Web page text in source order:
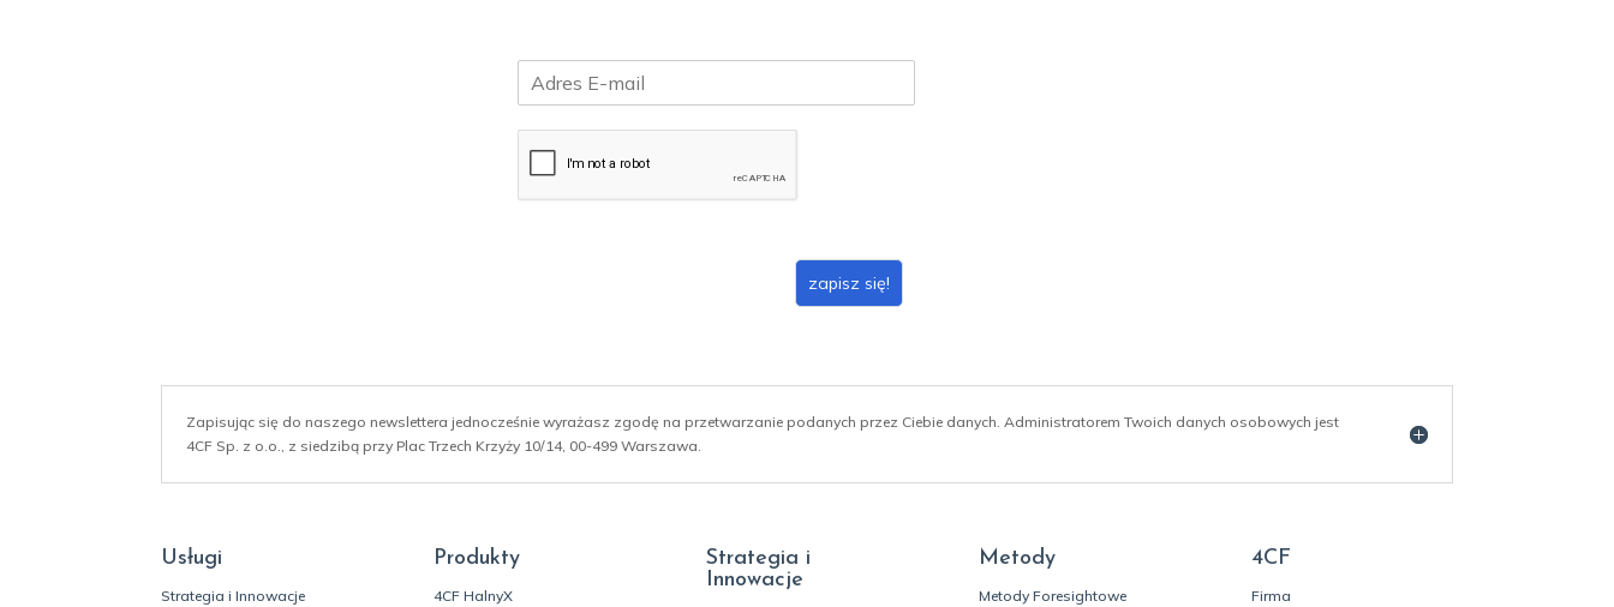
m
zapisz się!
Zapisując się do naszego newslettera jednocześnie wyrażasz zgodę na przetwarzanie podanych przez Ciebie danych. Administratorem Twoich danych osobowych jest
4CF Sp. z o.o., z siedzibą przy Plac Trzech Krzyży 10/14, 00-499 Warszawa.
Usługi
Strategia i Innowacje
Produkty
4CF HalnyX
Strategia i
Innowacje
Metody
Metody Foresightowe
4CF
Firma